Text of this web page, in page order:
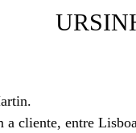
a cliente, entre